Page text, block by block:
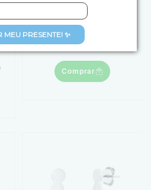
MEU PRESENTE! ✨
Estrela do Mar e Cauda
de Sereia
deR$119,90
R$99,00
4 xdeR$24,75
Comprar